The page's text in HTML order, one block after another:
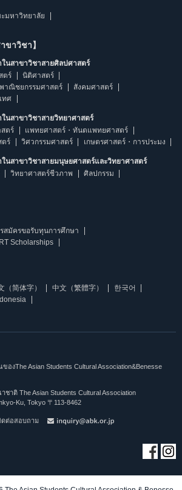
มหาวิทยาลัย
ขาวิชา】
นสาขาวิชาสายศิลปศาสตร์
ตร์
นิติศาสตร์
าณิชยกรรมศาสตร์
สังคมศาสตร์
ทศ
นสาขาวิชาสายวิทยาศาสตร์
ตร์
แพทยศาสตร์・ทันตแพทยศาสตร์
ตร์ วิศวกรรมศาสตร์ เกษตรศาสตร์・การประมง
นสาขาวิชาสายมนุษยศาสตร์และวิทยาศาสตร์
วิทยาศาสตร์ชีวภาพ
ศิลปกรรม
สมัครขอรับทุนการศึกษา
Scholarships
（简体字） 中文（繁體字）
한국어
องThe Asian Students Cultural Association&Benesse
ติ The Asian Students Cultural Association
Ku, Tokyo 〒113-8462
ดต่อสอบถาม